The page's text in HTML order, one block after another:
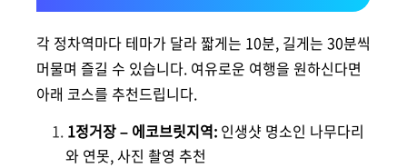
각 정차역마다 테마가 달라 짧게는 10분, 길게는 30분씩
머물며 즐길 수 있습니다. 여유로운 여행을 원하신다면
아래 코스를 추천드립니다.
1정거장 – 에코브릿지역: 인생샷 명소인 나무다리
와 연못, 사진 촬영 추천